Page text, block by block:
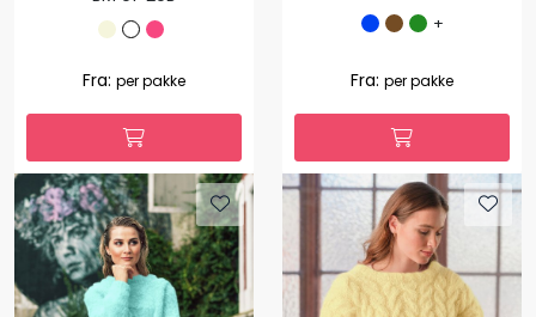
Fra: per pakke
+
Fra: per pakke